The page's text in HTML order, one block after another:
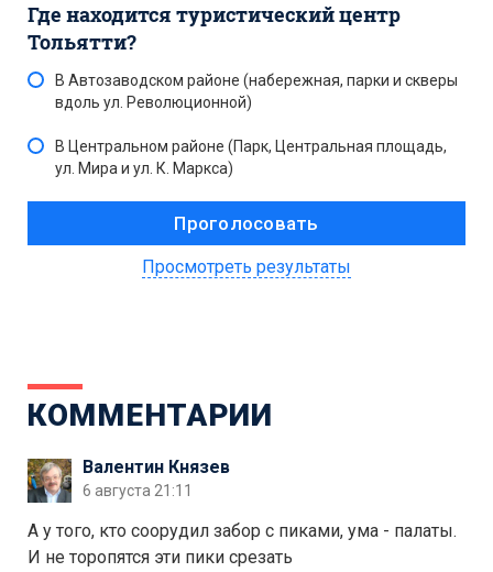
Где находится туристический центр
Тольятти?
В Автозаводском районе (набережная, парки и скверы
вдоль ул. Революционной)
В Центральном районе (Парк, Центральная площадь,
ул. Мира и ул. К. Маркса)
Просмотреть результаты
КОММЕНТАРИИ
Валентин Князев
6 августа 21:11
А у того, кто соорудил забор с пиками, ума - палаты.
И не торопятся эти пики срезать